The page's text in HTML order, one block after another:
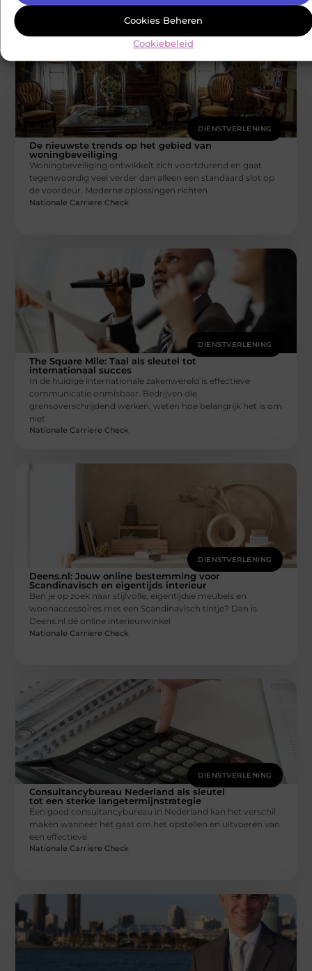
Cookies Beheren
Cookiebeleid
Gerelateerde artikelen
interesseren
DIENSTVERLENING
De nieuwste trends op het gebied van
woningbeveiliging
Woningbeveiliging ontwikkelt zich voortdurend en gaat
tegenwoordig veel verder dan alleen een standaard slot op
de voordeur. Moderne oplossingen richten
Nationale Carriere Check
DIENSTVERLENING
The Square Mile: Taal als sleutel tot
internationaal succes
In de huidige internationale zakenwereld is effectieve
communicatie onmisbaar. Bedrijven die
grensoverschrijdend werken, weten hoe belangrijk het is om
niet
Nationale Carriere Check
DIENSTVERLENING
Deens.nl: Jouw online bestemming voor
Scandinavisch en eigentijds interieur
Ben je op zoek naar stijlvolle, eigentijdse meubels en
woonaccessoires met een Scandinavisch tintje? Dan is
Deens.nl dé online interieurwinkel
Nationale Carriere Check
DIENSTVERLENING
Consultancybureau Nederland als sleutel
tot een sterke langetermijnstrategie
Een goed consultancybureau in Nederland kan het verschil
maken wanneer het gaat om het opstellen en uitvoeren van
een effectieve
Nationale Carriere Check